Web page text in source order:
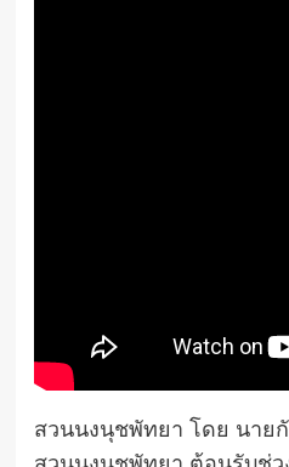
สวนนงนุชพัทยา โดย นาย